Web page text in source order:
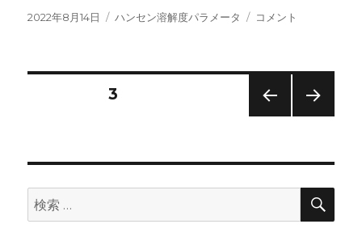
投
2022年8月14日
カ
ハンセン溶解度パラメータ
HSP
自
称
た
め
自
コメント
の
ペ
固定ページ3
検
索:
検